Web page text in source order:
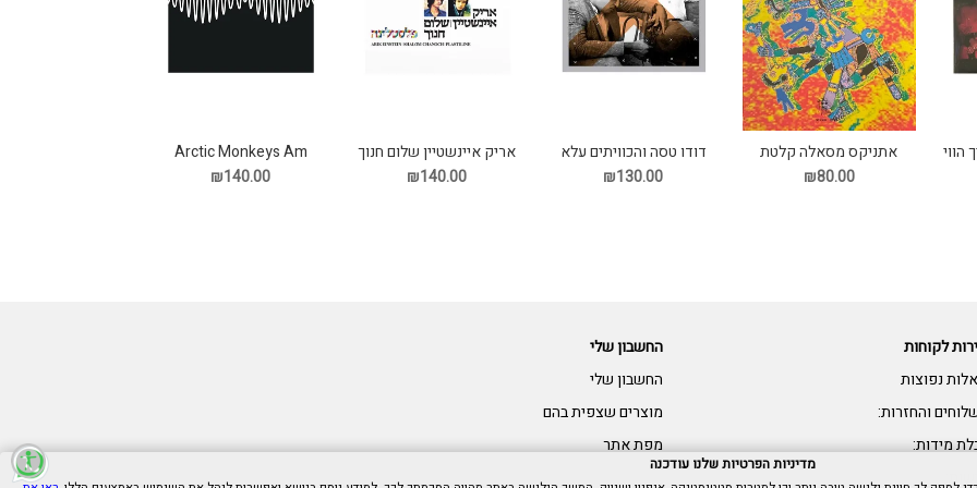
הווי
אתניקס מסאלה קלטת
₪80.00
דודו טסה והכוויתים עלא
שוואטי תקליט
₪130.00
אריק איינשטיין שלום חנוך
פלסטלינה תקליט
₪140.00
Arctic Monkeys Am
תקליט
₪140.00
לקוחות
נפוצות
והחזרות:
מידות:
החשבון שלי
החשבון שלי
מוצרים שצפית בהם
מפת אתר
מדיניות הפרטיות שלנו עודכנה